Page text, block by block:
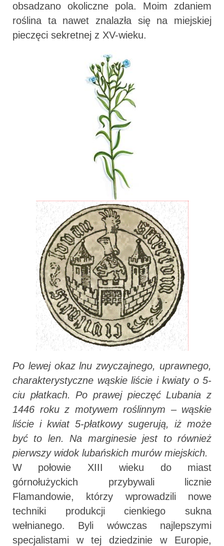
obsadzano okoliczne pola. Moim zdaniem
roślina ta nawet znalazła się na miejskiej
pieczęci sekretnej z XV-wieku.
Po lewej okaz lnu zwyczajnego, uprawnego,
charakterystyczne wąskie liście i kwiaty o 5-
ciu płatkach. Po prawej pieczęć Lubania z
1446 roku z motywem roślinnym – wąskie
liście i kwiat 5-płatkowy sugerują, iż może
być to len. Na marginesie jest to również
pierwszy widok lubańskich murów miejskich.
W połowie XIII wieku do miast
górnołużyckich przybywali licznie
Flamandowie, którzy wprowadzili nowe
techniki produkcji cienkiego sukna
wełnianego. Byli wówczas najlepszymi
specjalistami w tej dziedzinie w Europie,